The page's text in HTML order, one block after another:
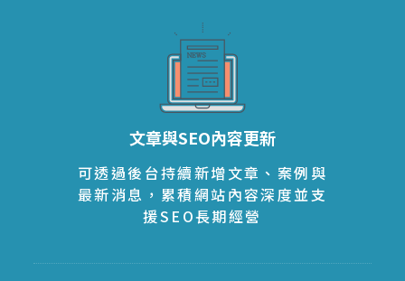
文章與SEO內容更新
可透過後台持續新增文章、案例與
最新消息，累積網站內容深度並支
援SEO長期經營